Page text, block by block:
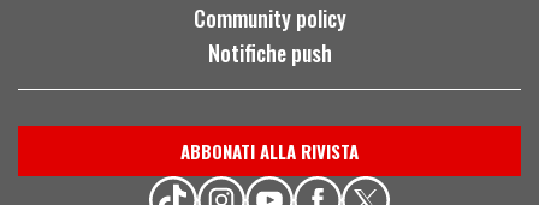
Community policy
Notifiche push
ABBONATI ALLA RIVISTA